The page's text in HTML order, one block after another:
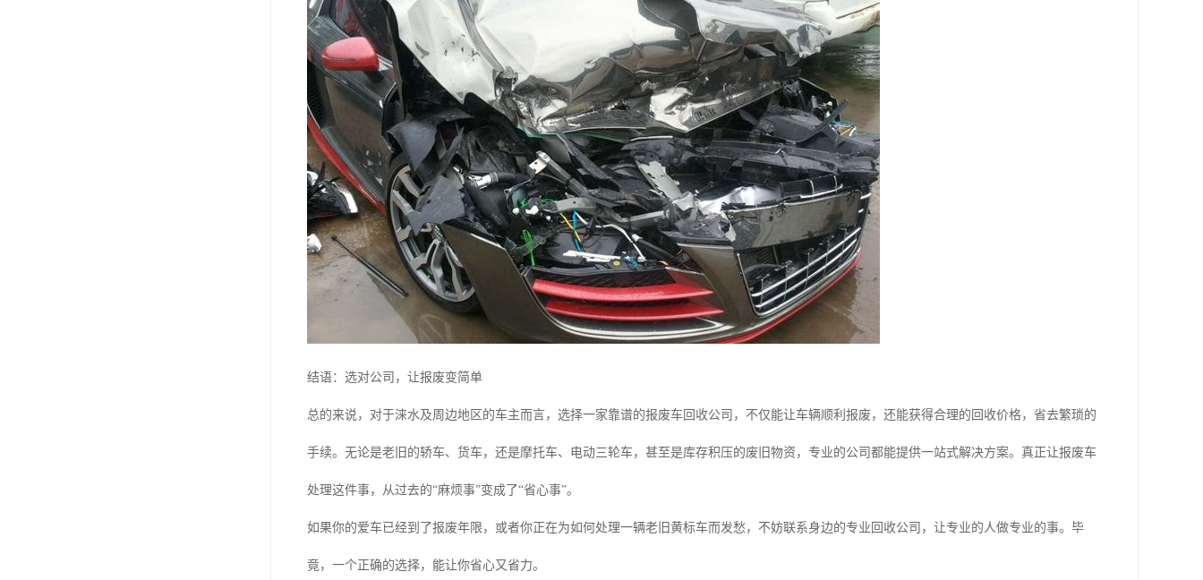
结语：选对公司，让报废变简单
总的来说，对于涞水及周边地区的车主而言，选择一家靠谱的报废车回收公司，不仅能让车辆顺利报废，还能获得合理的回收价格，省去繁琐的
手续。无论是老旧的轿车、货车，还是摩托车、电动三轮车，甚至是库存积压的废旧物资，专业的公司都能提供一站式解决方案。真正让报废车
处理这件事，从过去的“麻烦事”变成了“省心事”。
如果你的爱车已经到了报废年限，或者你正在为如何处理一辆老旧黄标车而发愁，不妨联系身边的专业回收公司，让专业的人做专业的事。毕
竟，一个正确的选择，能让你省心又省力。